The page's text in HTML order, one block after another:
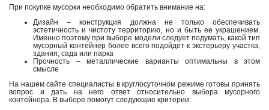
При покупке мусорки необходимо обратить внимание на:
Дизайн – конструкция должна не только обеспечивать
эстетичность и чистоту территорию, но и быть ее украшением.
Именно поэтому при выборе модели следует подумать, какой тип
мусорный контейнер более всего подойдет к экстерьеру участка,
здания, сада или парка
Прочность – металлические варианты оптимальны в этом
смысле
На нашем сайте специалисты в круглосуточном режиме готовы принять
вопрос и дать на него ответ относительно выбора мусорного
контейнера. В выборе помогут следующие критерии: